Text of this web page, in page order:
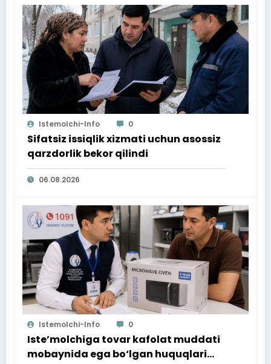
Istemolchi-Info 0
Sifatsiz issiqlik xizmati uchun asossiz
qarzdorlik bekor qilindi
06.08.2026
Istemolchi-Info 0
Iste’molchiga tovar kafolat muddati
mobaynida ega bo‘lgan huquqlari